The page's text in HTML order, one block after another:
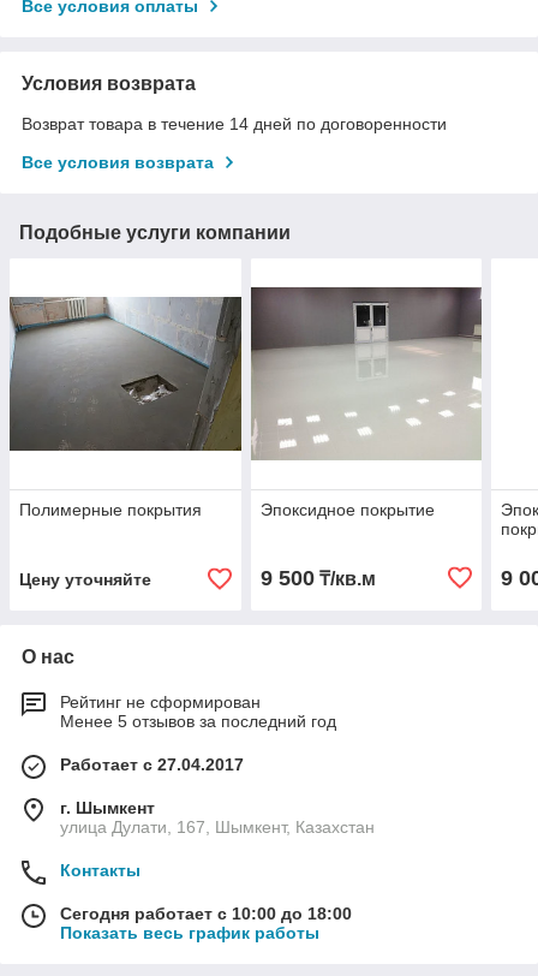
Все условия оплаты
Условия возврата
Возврат товара в течение 14 дней по договоренности
Все условия возврата
Подобные услуги компании
Полимерные покрытия
Цену уточняйте
Эпоксидное покрытие
9 500₸/кв.м 9
О нас
Рейтинг не сформирован
Менее 5 отзывов за последний год
Работает с 27.04.2017
г. Шымкент
улица Дулати, 167, Шымкент, Казахстан
Контакты
Сегодня работает с 10:00 до 18:00
Показать весь график работы